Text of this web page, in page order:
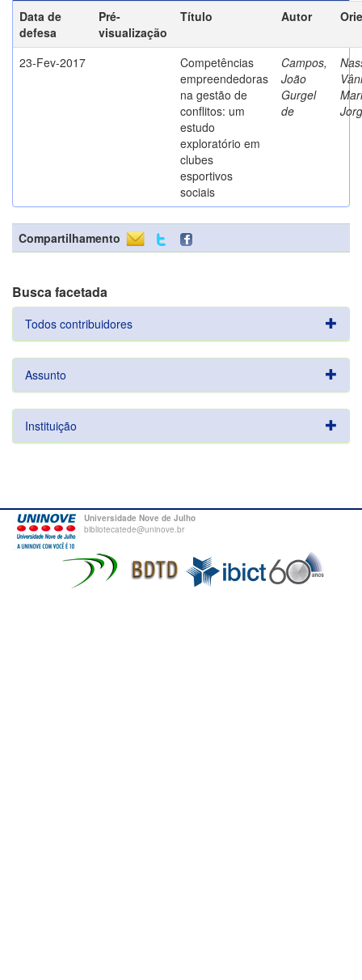
Data de
defesa
Pré-
visualização
Título Autor
23-Fev-2017
Competências
empreendedoras
na gestão de
conflitos: um
estudo
exploratório em
clubes
esportivos
sociais
Campos,
João
Gurgel
de
Compartilhamento
Busca facetada
Todos contribuidores
Assunto
Instituição
Universidade Nove de Julho
bibliotecatede@uninove.br